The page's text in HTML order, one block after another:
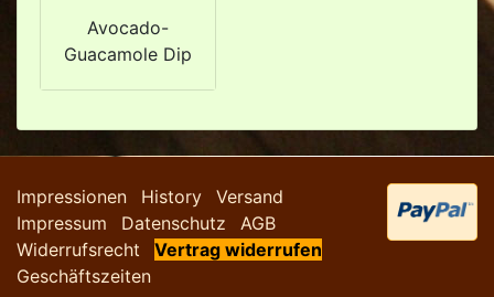
Avocado-
Guacamole Dip
Impressionen History
Versand
Impressum
Datenschutz
AGB
Widerrufsrecht
Vertrag widerrufen
Geschäftszeiten